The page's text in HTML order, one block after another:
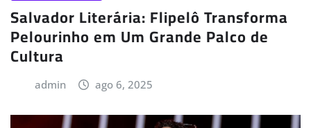
Salvador Literária: Flipelô Transforma
Pelourinho em Um Grande Palco de
Cultura
admin ago 6, 2025